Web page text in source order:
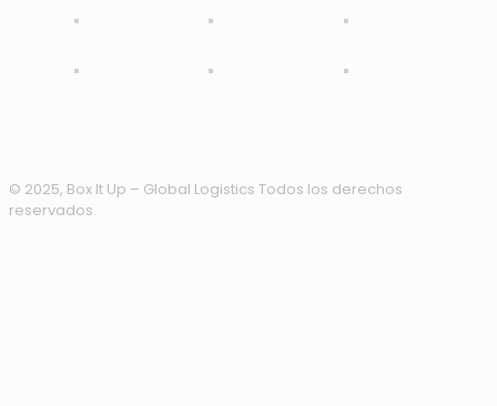
© 2025, Box It Up – Global Logistics Todos los derechos
reservados.